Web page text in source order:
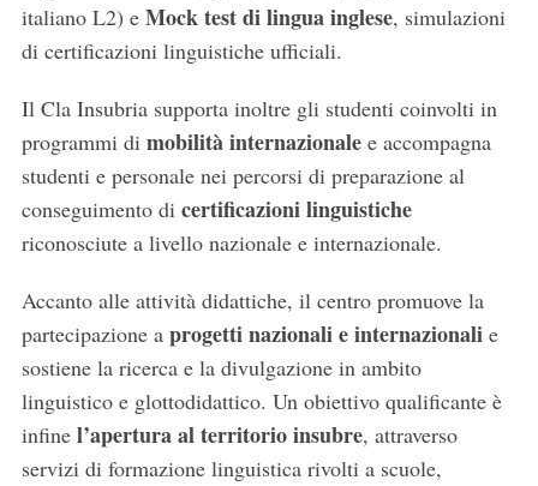
italiano L2) e Mock test di lingua inglese, simulazioni
di certificazioni linguistiche ufficiali.
Il Cla Insubria supporta inoltre gli studenti coinvolti in
programmi di mobilità internazionalee accompagna
studenti e personale nei percorsi di preparazione al
conseguimento di certificazioni linguistiche
riconosciute a livello nazionale e internazionale.
Accanto alle attività didattiche, il centro promuove la
partecipazione a progetti nazionali e internazionali e
sostiene la ricerca e la divulgazione in ambito
linguistico e glottodidattico. Un obiettivo qualificante è
infine l’apertura al territorio insubre, attraverso
servizi di formazione linguistica rivolti a scuole,